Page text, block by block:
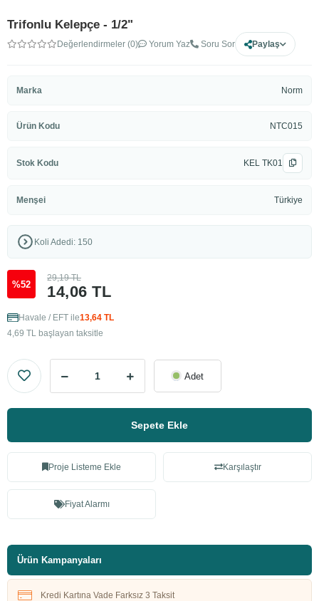
Trifonlu Kelepçe - 1/2"
Değerlendirmeler (0) Yorum Yaz Soru Sor Paylaş
Marka Norm
Ürün Kodu NTC015
Stok Kodu KEL TK01
Menşei Türkiye
Koli Adedi: 150
%52 14,06 TL
29,19 TL
Havale / EFT ile13,64 TL
4,69 TL başlayan taksitle
Adet
Sepete Ekle
Proje Listeme Ekle Karşılaştır
Fiyat Alarmı
Ürün Kampanyaları
Kredi Kartına Vade Farksız 3 Taksit